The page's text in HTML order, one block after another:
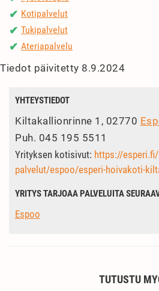
✔ Kotipalvelut
✔ Tukipalvelut
✔ Ateriapalvelu
Tiedot päivitetty 8.9.2024
YHTEYSTIEDOT
Kiltakallionrinne 1, 02770
Puh. 045 195 5511
Yrityksen kotisivut: https://
palvelut/espoo/esperi-hoivakoti-
YRITYS TARJOAA PALVELUITA
Espoo
TUTUSTU